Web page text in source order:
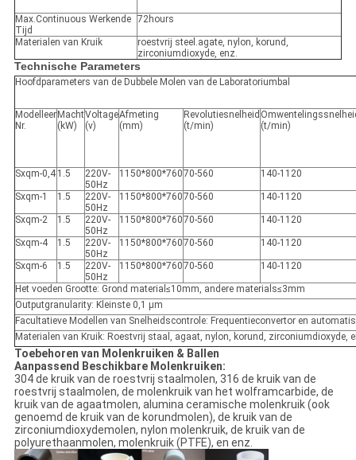
Max.Continuous Werkende
Tijd
72hours
Materialen van Kruik
roestvrij steel.agate, nylon, korund,
zirconiumdioxyde, enz.
Technische Parameters
Hoofdparameters van de Dubbele Molen van de Laboratoriumbal
Modelleer
Nr.
Macht
(kW)
Voltage
(v)
Afmeting
(mm)
Revolutiesnelheid
(t/min)
(t/min)
Sxqm-0,4 1.5
220V-
50Hz
1150*800*76070-560 140-1120
Sxqm-1 1.5
220V-
50Hz
1150*800*76070-560 140-1120
Sxqm-2 1.5
220V-
50Hz
1150*800*76070-560 140-1120
Sxqm-4 1.5
220V-
50Hz
1150*800*76070-560 140-1120
Sxqm-6 1.5
220V-
50Hz
1150*800*76070-560 140-1120
Het voeden Grootte: Grond material≤10mm, andere materials≤3mm
Outputgranularity: Kleinste 0,1 μm
Facultatieve Modellen van Snelheidscontrole: Frequentieconvertor en
Materialen van Kruik: Roestvrij staal, agaat, nylon, korund, zirconiumdioxyde,
Toebehoren van Molenkruiken & Ballen
Aanpassend Beschikbare Molenkruiken:
304 de kruik van de roestvrij staalmolen, 316 de kruik van de
roestvrij staalmolen, de molenkruik van het wolframcarbide, de
kruik van de agaatmolen, alumina ceramische molenkruik (ook
genoemd de kruik van de korundmolen), de kruik van de
zirconiumdioxydemolen, nylon molenkruik, de kruik van de
polyurethaanmolen, molenkruik (PTFE), en enz.